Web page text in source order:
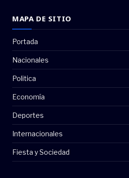
MAPA DE SITIO
Portada
Nacionales
Politica
Economía
Deportes
Internacionales
Fiesta y Sociedad